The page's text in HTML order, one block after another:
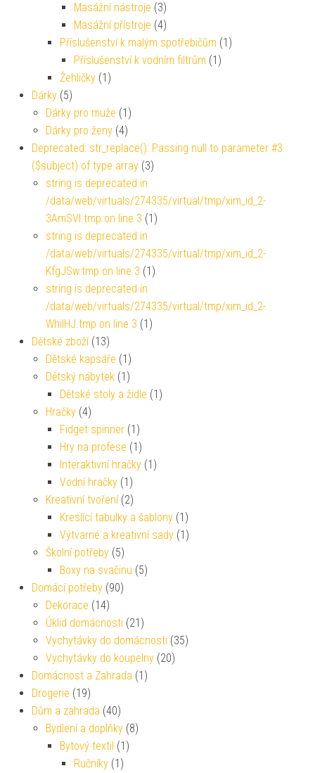
Masážní nástroje (3)
Masážní přístroje (4)
Příslušenství k malým spotřebičům (1)
Příslušenství k vodním filtrům (1)
Žehličky (1)
Dárky (5)
Dárky pro muže (1)
Dárky pro ženy (4)
Deprecated: str_replace(): Passing null to parameter #3
($subject) of type array (3)
string is deprecated in
/data/web/virtuals/274335/virtual/tmp/xim_id_2-
3AmSVl.tmp on line 3 (1)
string is deprecated in
/data/web/virtuals/274335/virtual/tmp/xim_id_2-
KfgJSw.tmp on line 3 (1)
string is deprecated in
/data/web/virtuals/274335/virtual/tmp/xim_id_2-
WhiIHJ.tmp on line 3 (1)
Dětské zboží (13)
Dětské kapsáře (1)
Dětský nábytek (1)
Dětské stoly a židle (1)
Hračky (4)
Fidget spinner (1)
Hry na profese (1)
Interaktivní hračky (1)
Vodní hračky (1)
Kreativní tvoření (2)
Kreslící tabulky a šablony (1)
Výtvarné a kreativní sady (1)
Školní potřeby (5)
Boxy na svačinu (5)
Domácí potřeby (90)
Dekorace (14)
Úklid domácnosti (21)
Vychytávky do domácnosti (35)
Vychytávky do koupelny (20)
Domácnost a Zahrada (1)
Drogerie (19)
Dům a zahrada (40)
Bydlení a doplňky (8)
Bytový textil (1)
Ručníky (1)